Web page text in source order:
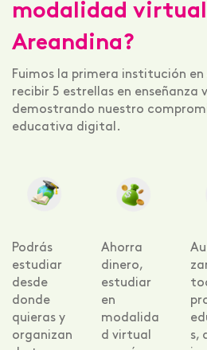
modalidad
Areandina?
Fuimos la primera institución
recibir 5 estrellas en enseñanza
demostrando nuestro
educativa digital.
Podrás
estudiar
desde
donde
quieras y
organizan
Ahorra
dinero,
estudiar
en
modalida
d virtual
s,